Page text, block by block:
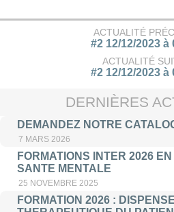
ACTUALITÉ
#2 12/12/2023 à
ACTUALITÉ
#2 12/12/2023 à
DERNIÈRES
DEMANDEZ NOTRE
7 MARS 2026
FORMATIONS INTER 2026
SANTE MENTALE
25 NOVEMBRE 2025
FORMATION 2026 :